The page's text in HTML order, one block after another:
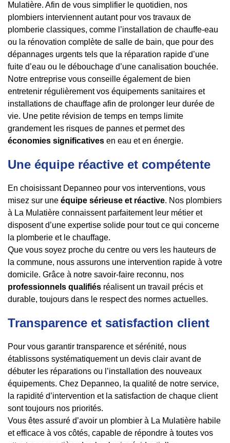
Mulatière. Afin de vous simplifier le quotidien, nos
plombiers interviennent autant pour vos travaux de
plomberie classiques, comme l’installation de chauffe-eau
ou la rénovation complète de salle de bain, que pour des
dépannages urgents tels que la réparation rapide d’une
fuite d’eau ou le débouchage d’une canalisation bouchée.
Notre entreprise vous conseille également de bien
entretenir régulièrement vos équipements sanitaires et
installations de chauffage afin de prolonger leur durée de
vie. Une petite révision de temps en temps limite
grandement les risques de pannes et permet des
économies significatives en eau et en énergie.
Une équipe réactive et compétente
En choisissant Depanneo pour vos interventions, vous
misez sur une équipe sérieuse et réactive. Nos plombiers
à La Mulatière connaissent parfaitement leur métier et
disposent d’une expertise solide pour tout ce qui concerne
la plomberie et le chauffage.
Que vous soyez proche du centre ou vers les hauteurs de
la commune, nous assurons une intervention rapide à votre
domicile. Grâce à notre savoir-faire reconnu, nos
professionnels qualifiés réalisent un travail précis et
durable, toujours dans le respect des normes actuelles.
Transparence et satisfaction client
Pour vous garantir transparence et sérénité, nous
établissons systématiquement un devis clair avant de
débuter les réparations ou l’installation des nouveaux
équipements. Chez Depanneo, la qualité de notre service,
la rapidité d’intervention et la satisfaction de chaque client
sont toujours nos priorités.
Vous êtes assuré d’avoir un plombier à La Mulatière habile
et efficace à vos côtés, capable de répondre à toutes vos